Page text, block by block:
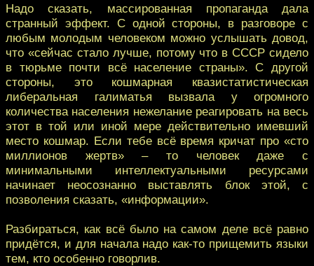
Надо сказать, массированная пропаганда дала
странный эффект. С одной стороны, в разговоре с
любым молодым человеком можно услышать довод,
что «сейчас стало лучше, потому что в СССР сидело
в тюрьме почти всё население страны». С другой
стороны, это кошмарная квазистатистическая
либеральная галиматья вызвала у огромного
количества населения нежелание реагировать на весь
этот в той или иной мере действительно имевший
место кошмар. Если тебе всё время кричат про «сто
миллионов жертв» – то человек даже с
минимальными интеллектуальными ресурсами
начинает неосознанно выставлять блок этой, с
позволения сказать, «информации».
Разбираться, как всё было на самом деле всё равно
придётся, и для начала надо как-то прищемить языки
тем, кто особенно говорлив.